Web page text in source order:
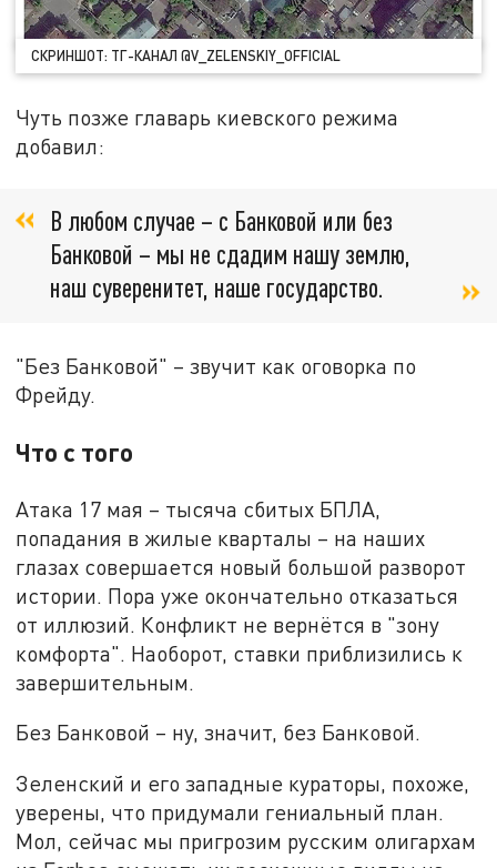
СКРИНШОТ: ТГ-КАНАЛ @V_ZELENSKIY_OFFICIAL
Чуть позже главарь киевского режима
добавил:
В любом случае – с Банковой или без
Банковой – мы не сдадим нашу землю,
наш суверенитет, наше государство.
"Без Банковой" – звучит как оговорка по
Фрейду.
Что с того
Атака 17 мая – тысяча сбитых БПЛА,
попадания в жилые кварталы – на наших
глазах совершается новый большой разворот
истории. Пора уже окончательно отказаться
от иллюзий. Конфликт не вернётся в "зону
комфорта". Наоборот, ставки приблизились к
завершительным.
Без Банковой – ну, значит, без Банковой.
Зеленский и его западные кураторы, похоже,
уверены, что придумали гениальный план.
Мол, сейчас мы пригрозим русским олигархам